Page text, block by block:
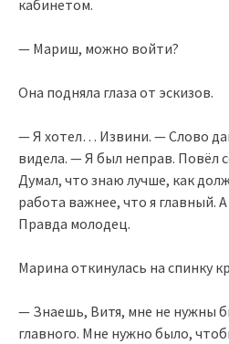
кабинетом.
— Мариш, можно войти?
Она подняла глаза от эскизов.
— Я хотел… Извини. — Слово
видела. — Я был неправ. Повёл
Думал, что знаю лучше, как
работа важнее, что я
Правда молодец.
Марина откинулась на спинку
— Знаешь, Витя, мне не нужны
главного. Мне нужно было,